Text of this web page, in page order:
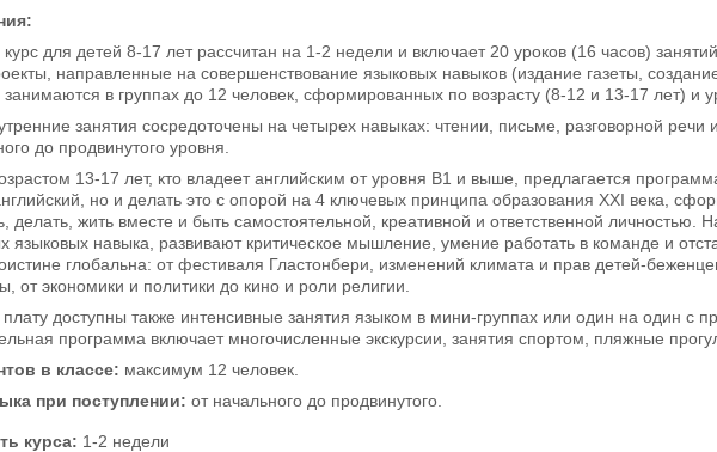
курс для детей 8-17 лет рассчитан на 1-2 недели и включает 20 уроков (16 часов)
направленные на совершенствование языковых навыков (издание газеты,
занимаются в группах до 12 человек, сформированных по возрасту (8-12 и 13-17 лет) и
занятия сосредоточены на четырех навыках: чтении, письме, разговорной
до продвинутого уровня.
13-17 лет, кто владеет английским от уровня В1 и выше, предлагается
но и делать это с опорой на 4 ключевых принципа образования ХХІ века,
делать, жить вместе и быть самостоятельной, креативной и ответственной
языковых навыка, развивают критическое мышление, умение работать в команде и
глобальна: от фестиваля Гластонбери, изменений климата и прав детей-
от экономики и политики до кино и роли религии.
доступны также интенсивные занятия языком в мини-группах или один на один с
программа включает многочисленные экскурсии, занятия спортом, пляжные
в классе: максимум 12 человек.
при поступлении: от начального до продвинутого.
курса: 1-2 недели